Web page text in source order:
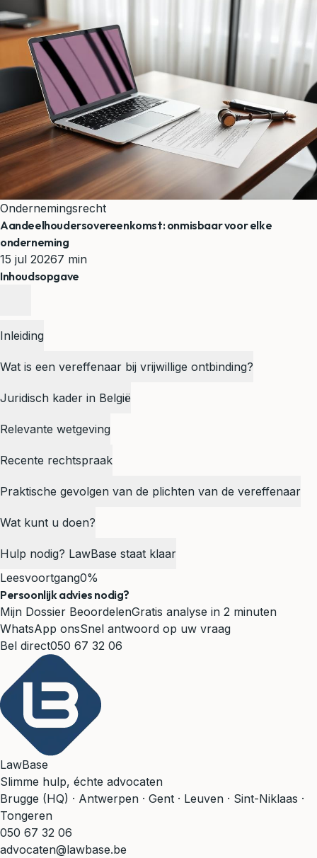
Ondernemingsrecht
Aandeelhoudersovereenkomst: onmisbaar voor elke
onderneming
15 jul 20267 min
Inhoudsopgave
Inleiding
Wat is een vereffenaar bij vrijwillige ontbinding?
Juridisch kader in België
Relevante wetgeving
Recente rechtspraak
Praktische gevolgen van de plichten van de vereffenaar
Wat kunt u doen?
Hulp nodig? LawBase staat klaar
Leesvoortgang0%
Persoonlijk advies nodig?
Mijn Dossier BeoordelenGratis analyse in 2 minuten
WhatsApp onsSnel antwoord op uw vraag
Bel direct050 67 32 06
LawBase
Slimme hulp, échte advocaten
Brugge (HQ) · Antwerpen · Gent · Leuven · Sint-Niklaas ·
Tongeren
050 67 32 06
advocaten@lawbase.be